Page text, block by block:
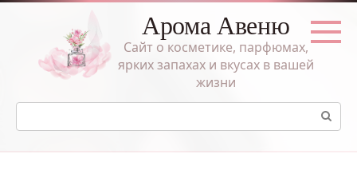
Перейти
Арома Авеню
Сайт о косметике, парфюмах,
ярких запахах и вкусах в вашей
жизни
Поиск: